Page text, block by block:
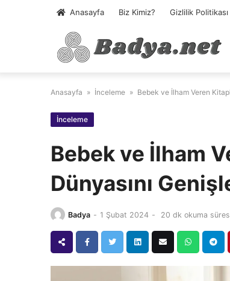
Anasayfa Biz Kimiz? Gizlilik Politikası
Anasayfa » İnceleme » Bebek ve İlham Veren
İnceleme
Bebek ve İlham
Dünyasını
Badya - 1 Şubat 2024 - 20 dk okuma